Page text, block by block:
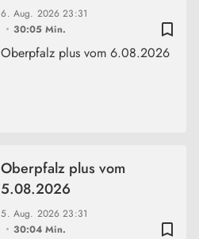
bookmark_border
6. Aug. 202623:31
30:05 Min.
Oberpfalz plus vom 6.08.2026
bookmark_border
5. Aug. 202623:31
30:04 Min.
Oberpfalz plus vom
5.08.2026